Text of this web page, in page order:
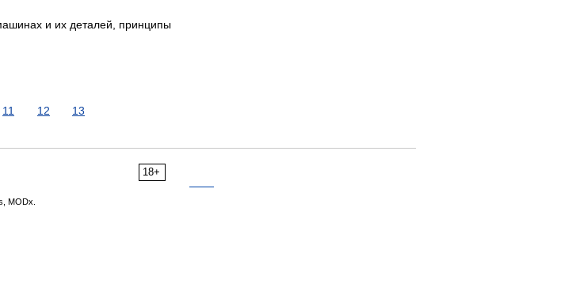
и их деталей, принципы
11 12 13
18+
MODx.